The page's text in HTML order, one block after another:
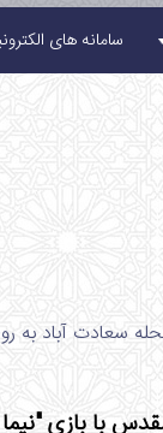
سامانه های
سعادت آباد